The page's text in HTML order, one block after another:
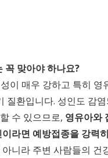
꼭 맞아야 하나요?
이 매우 강하고 특히 영
질환입니다. 성인도 감
수 있으므로, 영유아와
라면 예방접종을 강력
니라 주변 사람들의 건